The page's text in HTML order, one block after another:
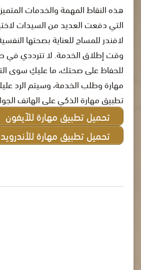
هذه النقاط المهمة والخدمات
التي دفعت العديد من السيدات
لافندر للمساج للعناية بصحتها
وقت إطلاق الخدمة. لا تترددي
للحفاظ على صحتك، ما عليكِ سوى
مهارة وطلب الخدمة، وسيتم الرد
تطبيق مهارة الذكي على الهاتف
تحميل تطبيق مهارة للآيفون
تحميل تطبيق مهارة للأندرويد